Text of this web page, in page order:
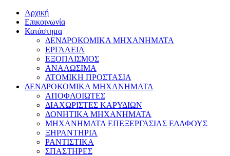
Αρχική
Επικοινωνία
Κατάστημα
ΔΕΝΔΡΟΚΟΜΙΚΑ ΜΗΧΑΝΗΜΑΤΑ
ΕΡΓΑΛΕΙΑ
ΕΞΟΠΛΙΣΜΟΣ
ΑΝΑΛΩΣΙΜΑ
ΑΤΟΜΙΚΗ ΠΡΟΣΤΑΣΙΑ
ΔΕΝΔΡΟΚΟΜΙΚΑ ΜΗΧΑΝΗΜΑΤΑ
ΑΠΟΦΛΟΙΩΤΕΣ
ΔΙΑΧΩΡΙΣΤΕΣ ΚΑΡΥΔΙΩΝ
ΔΟΝΗΤΙΚΑ ΜΗΧΑΝΗΜΑΤΑ
ΜΗΧΑΝΗΜΑΤΑ ΕΠΕΞΕΡΓΑΣΙΑΣ ΕΔΑΦΟΥΣ
ΞΗΡΑΝΤΗΡΙΑ
ΡΑΝΤΙΣΤΙΚΑ
ΣΠΑΣΤΗΡΕΣ